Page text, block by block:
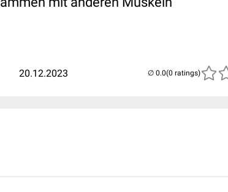
20.12.2023 (0 ratings)